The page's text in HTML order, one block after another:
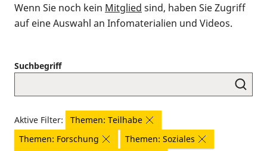
Wenn Sie noch kein Mitglied sind, haben Sie Zugriff
auf eine Auswahl an Infomaterialien und Videos.
Suchbegriff
Aktive Filter:
Themen: Teilhabe
Themen: Forschung
Themen: Soziales